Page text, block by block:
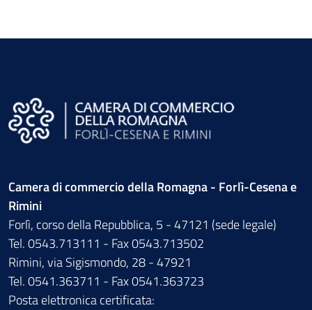
Camera di commercio della Romagna - Forlì-Cesena e
Rimini
Forlì, corso della Repubblica, 5 - 47121 (sede legale)
Tel. 0543.713111 - Fax 0543.713502
Rimini, via Sigismondo, 28 - 47921
Tel. 0541.363711 - Fax 0541.363723
Posta elettronica certificata: